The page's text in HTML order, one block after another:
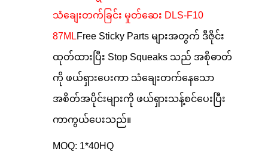
သံချေးတက်ခြင်း မှုတ်ဆေး DLS-F10
87MLFree Sticky Parts များအတွက် ဒီဇိုင်း
ထုတ်ထားပြီး Stop Squeaks သည် အစိုဓာတ်
ကို ဖယ်ရှားပေးကာ သံချေးတက်နေသော
အစိတ်အပိုင်းများကို ဖယ်ရှားသန့်စင်ပေးပြီး
ကာကွယ်ပေးသည်။
MOQ: 1*40HQ